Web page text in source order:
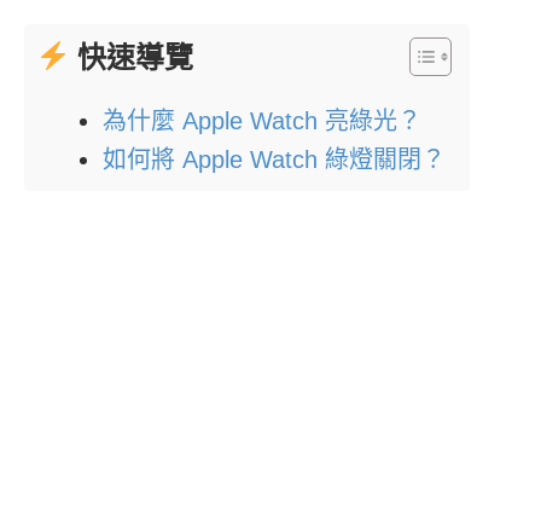
快速導覽
為什麼 Apple Watch 亮綠光？
如何將 Apple Watch 綠燈關閉？